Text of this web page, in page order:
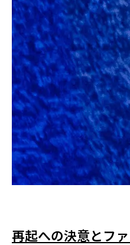
再起への決意とフ